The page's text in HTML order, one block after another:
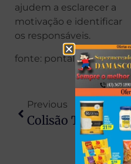
ajudem a esclarecer a
motivação e identificar
os responsáveis.
fonte: pontal News
Previous
Colisão Traseira Na PR-090 Deixa Ciclista Morto Em Alvorada Do Sul